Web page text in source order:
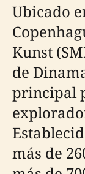
Ubicado
Kunst
de
principal
más de